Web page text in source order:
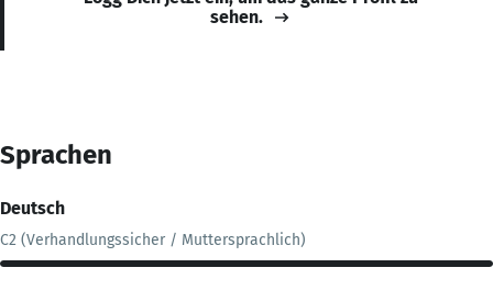
sehen.
Sprachen
Deutsch
C2 (Verhandlungssicher / Muttersprachlich)